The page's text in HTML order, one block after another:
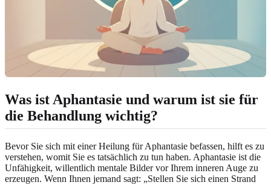
Was ist Aphantasie und warum ist sie für
die Behandlung wichtig?
Bevor Sie sich mit einer Heilung für Aphantasie befassen, hilft es zu
verstehen, womit Sie es tatsächlich zu tun haben. Aphantasie ist die
Unfähigkeit, willentlich mentale Bilder vor Ihrem inneren Auge zu
erzeugen. Wenn Ihnen jemand sagt: „Stellen Sie sich einen Strand